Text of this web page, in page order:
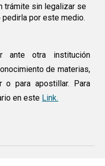
trámite sin legalizar se
por este medio.
ante otra institución
de materias,
o para apostillar. Para
en este Link.